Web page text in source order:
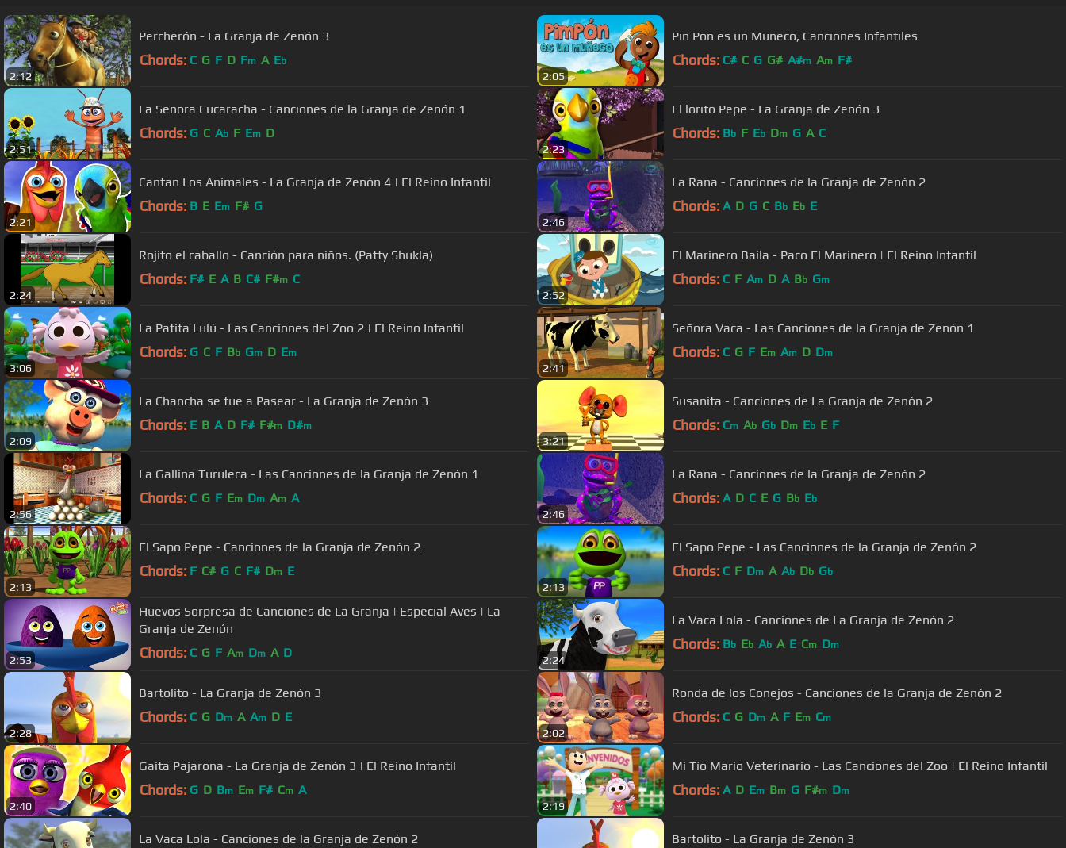
2:12
Percherón - La Granja de Zenón 3
Chords: C G F D Fm A Eb
2:05
Pin Pon es un Muñeco, Canciones Infantiles
Chords: C# C G G# A#m Am F#
2:51
La Señora Cucaracha - Canciones de la Granja de Zenón 1
Chords: G C Ab F Em D
2:23
El lorito Pepe - La Granja de Zenón 3
Chords: Bb F Eb Dm G A C
2:21
Cantan Los Animales - La Granja de Zenón 4 | El Reino Infantil
Chords: B E Em F# G
2:46
La Rana - Canciones de la Granja de Zenón 2
Chords: A D G C Bb Eb E
2:24
Rojito el caballo - Canción para niños. (Patty Shukla)
Chords: F# E A B C# F#m C
2:52
El Marinero Baila - Paco El Marinero | El Reino Infantil
Chords: C F Am D A Bb Gm
3:06
La Patita Lulú - Las Canciones del Zoo 2 | El Reino Infantil
Chords: G C F Bb Gm D Em
2:41
Señora Vaca - Las Canciones de la Granja de Zenón 1
Chords: C G F Em Am D Dm
2:09
La Chancha se fue a Pasear - La Granja de Zenón 3
Chords: E B A D F# F#m D#m
3:21
Susanita - Canciones de La Granja de Zenón 2
Chords: Cm Ab Gb Dm Eb E F
2:56
La Gallina Turuleca - Las Canciones de la Granja de Zenón 1
Chords: C G F Em Dm Am A
2:46
La Rana - Canciones de la Granja de Zenón 2
Chords: A D C E G Bb Eb
2:13
El Sapo Pepe - Canciones de la Granja de Zenón 2
Chords: F C# G C F# Dm E
2:13
El Sapo Pepe - Las Canciones de la Granja de Zenón 2
Chords: C F Dm A Ab Db Gb
2:53
Huevos Sorpresa de Canciones de La Granja | Especial Aves | La
Granja de Zenón
Chords: C G F Am Dm A D
2:24
La Vaca Lola - Canciones de La Granja de Zenón 2
Chords: Bb Eb Ab A E Cm Dm
2:28
Bartolito - La Granja de Zenón 3
Chords: C G Dm A Am D E
2:02
Ronda de los Conejos - Canciones de la Granja de Zenón 2
Chords: C G Dm A F Em Cm
2:40
Gaita Pajarona - La Granja de Zenón 3 | El Reino Infantil
Chords: G D Bm Em F# Cm A
2:19
Mi Tío Mario Veterinario - Las Canciones del Zoo | El Reino Infantil
Chords: A D Em Bm G F#m Dm
La Vaca Lola - Canciones de la Granja de Zenón 2 Bartolito - La Granja de Zenón 3